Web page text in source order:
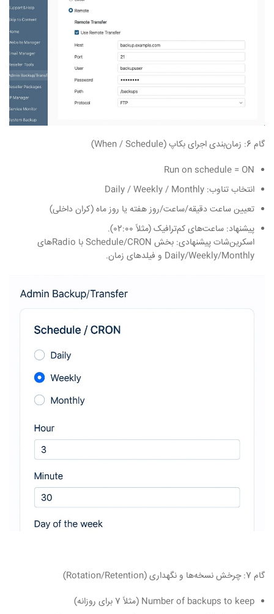
گام 6: زمان‌بندی اجرای بکاپ
(When / Schedule)
Run on schedule = ON
انتخاب تناوب: Daily / Weekly / Monthly
تعیین ساعت دقیقه/ساعت/روز هفته یا روز ماه (کران داخلی)
پیشنهاد: ساعت‌های کم‌ترافیک (مثلاً 02:00).
اسکرین‌شات پیشنهادی: بخش Schedule/CRON با Radio‌های
Daily/Weekly/Monthly و فیلدهای زمان.
گام 7: چرخش نسخه‌ها و نگهداری (Rotation/Retention)
Number of backups to keep (مثلاً 7 برای روزانه)